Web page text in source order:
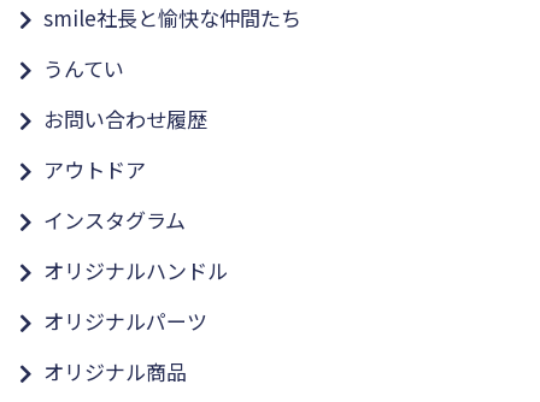
smile社長と愉快な仲間たち
うんてい
お問い合わせ履歴
アウトドア
インスタグラム
オリジナルハンドル
オリジナルパーツ
オリジナル商品